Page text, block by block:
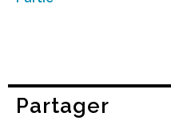
Partager